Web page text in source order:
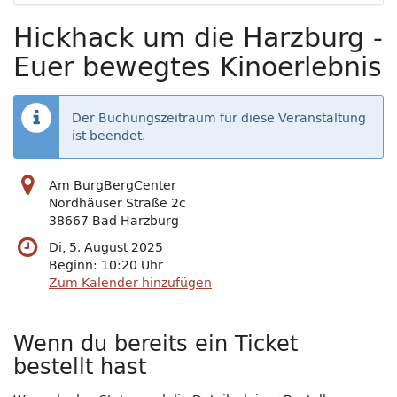
Hickhack um die Harzburg -
Euer bewegtes Kinoerlebnis
Der Buchungszeitraum für diese Veranstaltung
ist beendet.
Am BurgBergCenter
Nordhäuser Straße 2c
38667 Bad Harzburg
Di, 5. August 2025
Beginn: 10:20 Uhr
Zum Kalender hinzufügen
Wenn du bereits ein Ticket
bestellt hast